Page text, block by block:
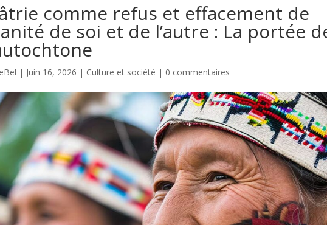
comme refus et effacement de
de soi et de l’autre : La portée
| Juin 16, 2026 | Culture et société | 0 commentaires